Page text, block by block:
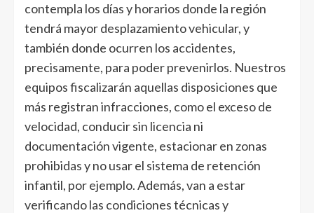
contempla los días y horarios donde la región
tendrá mayor desplazamiento vehicular, y
también donde ocurren los accidentes,
precisamente, para poder prevenirlos. Nuestros
equipos fiscalizarán aquellas disposiciones que
más registran infracciones, como el exceso de
velocidad, conducir sin licencia ni
documentación vigente, estacionar en zonas
prohibidas y no usar el sistema de retención
infantil, por ejemplo. Además, van a estar
verificando las condiciones técnicas y